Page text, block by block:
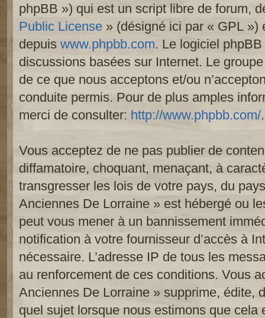
phpBB ») qui est un script libre de forum,
Public License » (désigné ici par « GPL »)
depuis www.phpbb.com. Le logiciel
discussions basées sur Internet. Le
de ce que nous acceptons et/ou
conduite permis. Pour de plus amples
merci de consulter: http://www.phpbb.com/.
Vous acceptez de ne pas publier de
diffamatoire, choquant, menaçant, à
transgresser les lois de votre pays, du
Anciennes De Lorraine » est hébergé ou
peut vous mener à un bannissement
notification à votre fournisseur d’accès à
nécessaire. L’adresse IP de tous les
au renforcement de ces conditions. Vous
Anciennes De Lorraine » supprime, édite,
quel sujet lorsque nous estimons que cela